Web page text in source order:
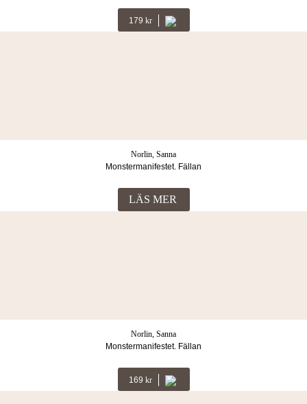
179 Kr
Norlin, Sanna
Monstermanifestet. Fällan
LÄS MER
Norlin, Sanna
Monstermanifestet. Fällan
169 Kr